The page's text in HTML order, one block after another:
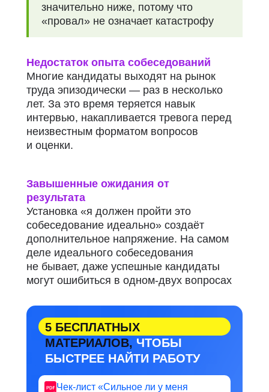
значительно ниже, потому что
«провал» не означает катастрофу
Недостаток опыта собеседований
Многие кандидаты выходят на рынок
труда эпизодически — раз в несколько
лет. За это время теряется навык
интервью, накапливается тревога перед
неизвестным форматом вопросов
и оценки.
Завышенные ожидания от
результата
Установка «я должен пройти это
собеседование идеально» создаёт
дополнительное напряжение. На самом
деле идеального собеседования
не бывает, даже успешные кандидаты
могут ошибиться в одном-двух вопросах
5 БЕСПЛАТНЫХ
МАТЕРИАЛОВ, ЧТОБЫ
БЫСТРЕЕ НАЙТИ РАБОТУ
Чек-лист «Сильное ли у меня